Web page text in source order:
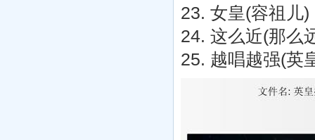
23. 女皇(容祖儿)
24. 这么近(那么
25. 越唱越强(英